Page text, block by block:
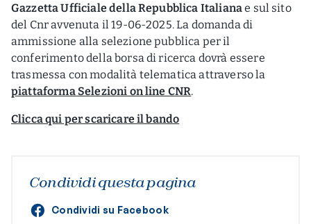
Gazzetta Ufficiale della Repubblica Italianae sul sito
del Cnr avvenuta il 19-06-2025. La domanda di
ammissione alla selezione pubblica per il
conferimento della borsa di ricerca dovrà essere
trasmessa con modalità telematica attraverso la
piattaforma Selezioni on line CNR.
Clicca qui per scaricare il bando
Condividi questa pagina
Condividi su Facebook